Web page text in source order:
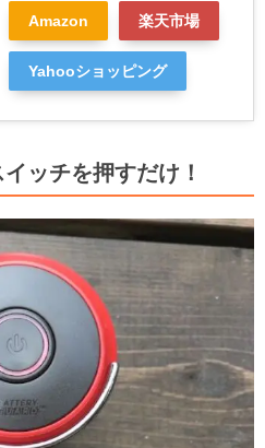
Amazon 楽天市場
Yahooショッピング
ッチを押すだけ！